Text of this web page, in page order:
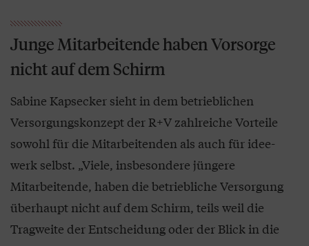
Junge Mitarbeitende haben Vorsorge
nicht auf dem Schirm
Sabine Kapsecker sieht in dem betrieblichen
Versorgungskonzept der R+V zahlreiche Vorteile
sowohl für die Mitarbeitenden als auch für idee-
werk selbst. „Viele, insbesondere jüngere
Mitarbeitende, haben die betriebliche Versorgung
überhaupt nicht auf dem Schirm, teils weil die
Tragweite der Entscheidung oder der Blick in die